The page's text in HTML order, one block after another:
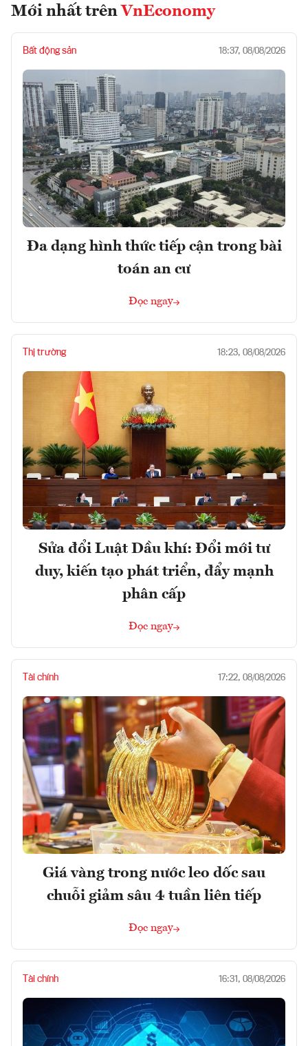
Mới nhất trên VnEconomy
Bất động sản 18:37, 08/08/2026
Đa dạng hình thức tiếp cận trong bài
toán an cư
Đọc ngay
Thị trường 18:23, 08/08/2026
Sửa đổi Luật Dầu khí: Đổi mới tư
duy, kiến tạo phát triển, đẩy mạnh
phân cấp
Đọc ngay
Tài chính 17:22, 08/08/2026
Giá vàng trong nước leo dốc sau
chuỗi giảm sâu 4 tuần liên tiếp
Đọc ngay
Tài chính 16:31, 08/08/2026